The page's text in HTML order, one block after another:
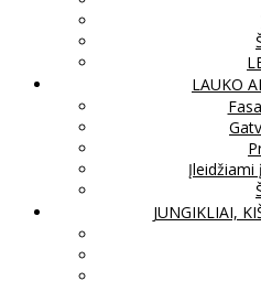
LAUKO
Įleidžiami
JUNGIKLIAI,